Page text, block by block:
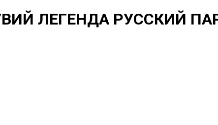
ЛЕГЕНДА РУССКИЙ ПАР